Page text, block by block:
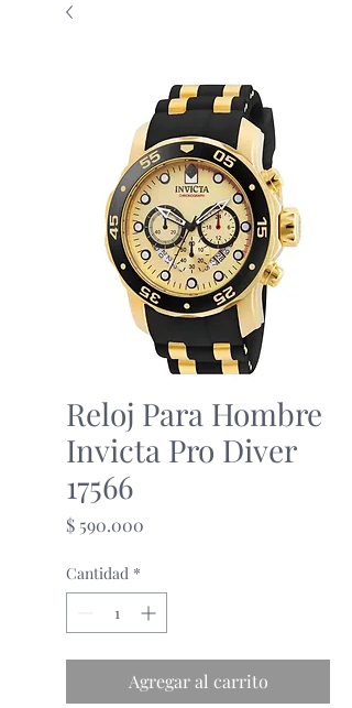
Reloj Para Hombre
Invicta Pro Diver
17566
$ 590.000
Cantidad *
Agregar al carrito